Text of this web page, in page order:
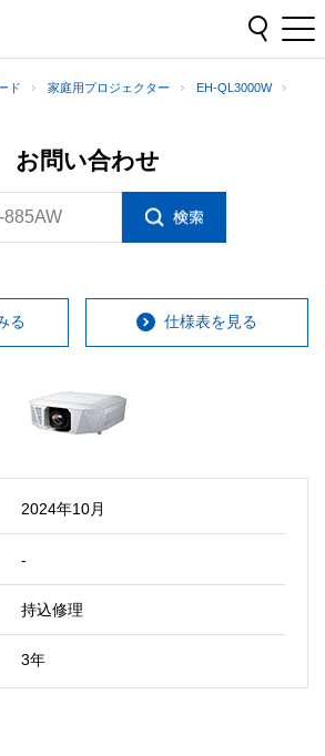
ド 家庭用プロジェクター
EH-QL3000W
お問い合わせ
る 仕様表を見る
2024年10月
-
持込修理
3年